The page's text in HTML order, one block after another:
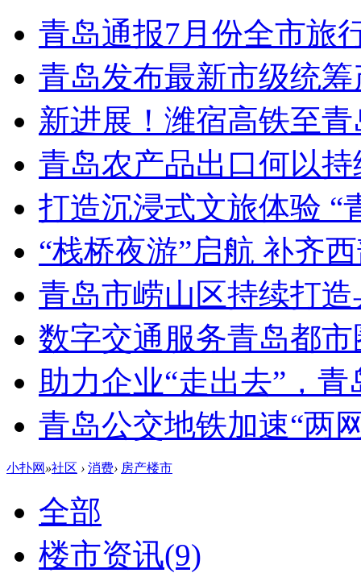
青岛通报7月份全市旅
青岛发布最新市级统
新进展！潍宿高铁至
青岛农产品出口何以持
打造沉浸式文旅体验 “
“栈桥夜游”启航 补齐
青岛市崂山区持续打
数字交通服务青岛都
助力企业“走出去”，
青岛公交地铁加速“两
小扑网 »社区 › 消费› 房产楼市
全部
楼市资讯(9)